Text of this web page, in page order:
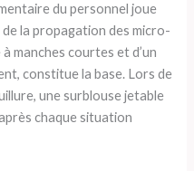
du personnel joue
la propagation des micro-
manches courtes et d’un
constitue la base. Lors de
une surblouse jetable
chaque situation